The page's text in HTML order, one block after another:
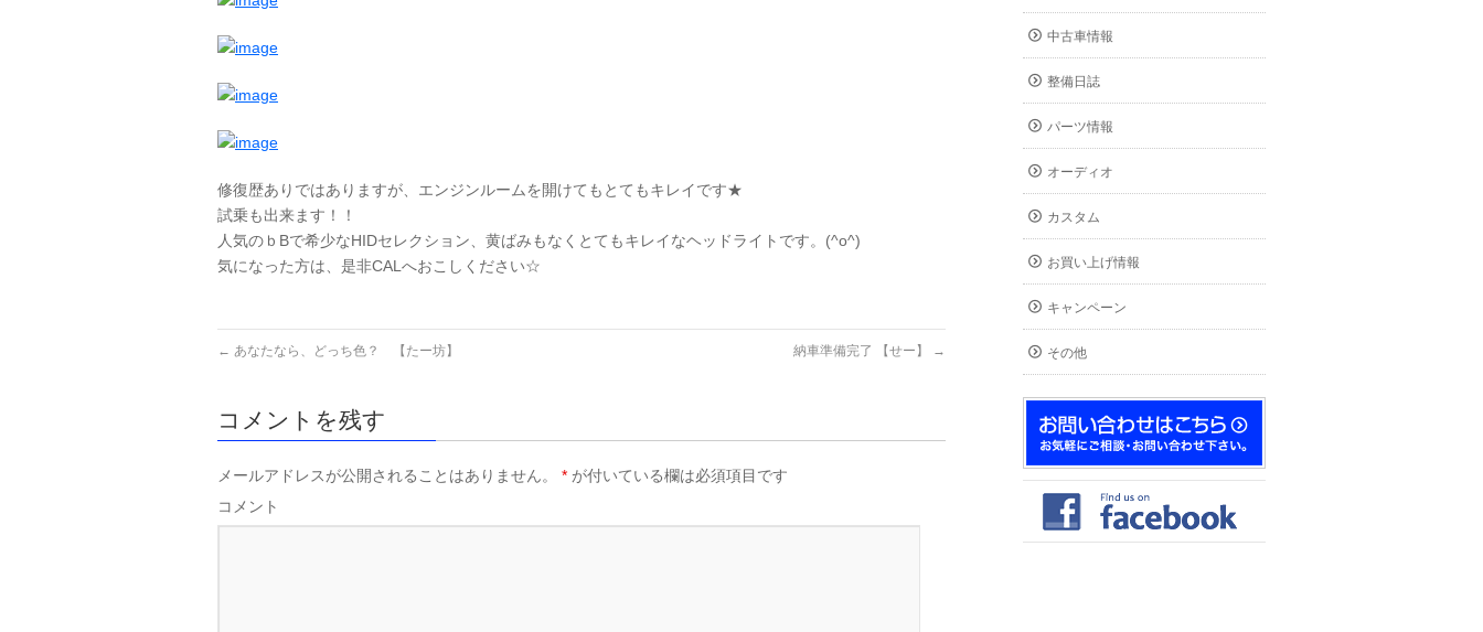
修復歴ありではありますが、エンジンルームを開けてもとてもキレイです★
試乗も出来ます！！
人気のｂBで希少なHIDセレクション、黄ばみもなくとてもキレイなヘッドライトです。(^o^)
気になった方は、是非CALへおこしください☆
← あなたなら、どっち色？ 【たー坊】 納車準備完了 【せー】 →
コメントを残す
メールアドレスが公開されることはありません。 * が付いている欄は必須項目です
コメント
中古車情報
整備日誌
パーツ情報
オーディオ
カスタム
お買い上げ情報
キャンペーン
その他